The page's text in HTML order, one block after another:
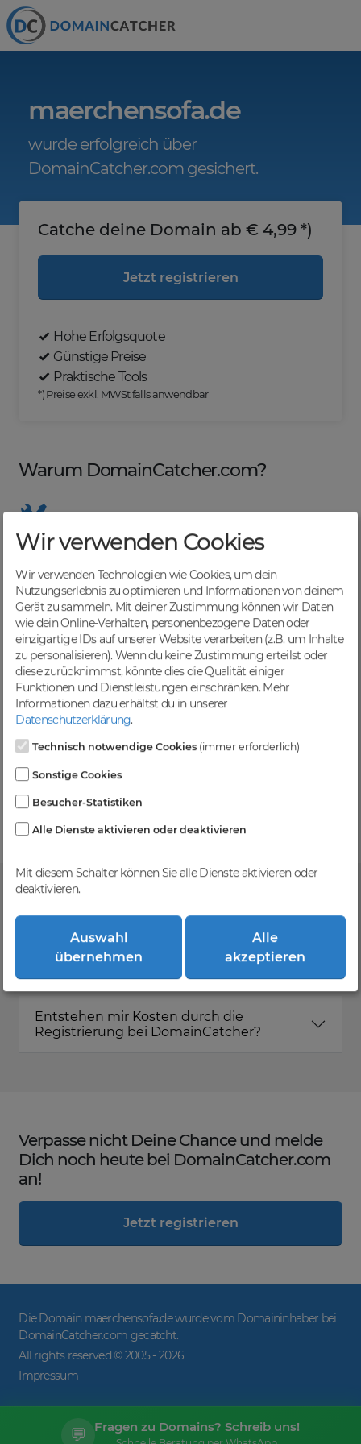
maerchensofa.de
wurde erfolgreich über
DomainCatcher.com gesichert.
Warum DomainCatcher.com?
Nützliche Tools
Von Domainern für Domainer entwickelt, mit
übersichtlichen Listen für effizientes Management
Günstige Preise
Backorders bereits ab € 4,99. Je nach deinem Tier-
Level und zzgl. MwSt falls anwendbar
Kein Gebotsverfahren
Einfaches System - Deine Orders werden nach dem
Catche deine Domain ab € 4,99 *)
Jetzt registrieren
Hohe Erfolgsquote
Günstige Preise
Praktische Tools
*) Preise exkl. MWSt falls anwendbar
FAQ
Was ist DomainCatcher?
Entstehen mir Kosten durch die
Registrierung bei DomainCatcher?
Verpasse nicht Deine Chance und melde
Dich noch heute bei DomainCatcher.com
an!
Jetzt registrieren
Die Domain maerchensofa.de wurde vom Domaininhaber bei
DomainCatcher.com gecatcht.
All rights reserved © 2005 -2026
Impressum
💬 Fragen zu Domains? Schreib uns!
Wir verwenden Cookies
Wir verwenden Technologien wie Cookies, um dein
Nutzungserlebnis zu optimieren und Informationen von deinem
Gerät zu sammeln. Mit deiner Zustimmung können wir Daten
wie dein Online-Verhalten, personenbezogene Daten oder
einzigartige IDs auf unserer Website verarbeiten (z.B. um Inhalte
zu personalisieren). Wenn du keine Zustimmung erteilst oder
diese zurücknimmst, könnte dies die Qualität einiger
Funktionen und Dienstleistungen einschränken. Mehr
Informationen dazu erhältst du in unserer
Datenschutzerklärung.
Technisch notwendige Cookies (immer erforderlich)
Sonstige Cookies
Besucher-Statistiken
Alle Dienste aktivieren oder deaktivieren
Mit diesem Schalter können Sie alle Dienste aktivieren oder
deaktivieren.
Auswahl
übernehmen
Alle
akzeptieren